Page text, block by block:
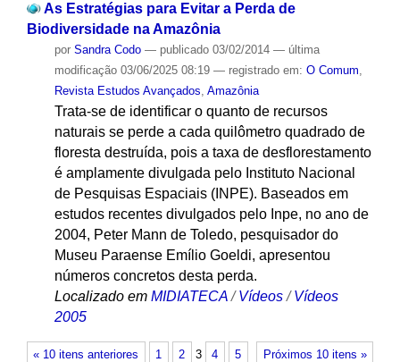
As Estratégias para Evitar a Perda de
Biodiversidade na Amazônia
por Sandra Codo — publicado03/02/2014 — última
modificação03/06/2025 08:19 — registrado em: O Comum,
Revista Estudos Avançados, Amazônia
Trata-se de identificar o quanto de recursos
naturais se perde a cada quilômetro quadrado de
floresta destruída, pois a taxa de desflorestamento
é amplamente divulgada pelo Instituto Nacional
de Pesquisas Espaciais (INPE). Baseados em
estudos recentes divulgados pelo Inpe, no ano de
2004, Peter Mann de Toledo, pesquisador do
Museu Paraense Emílio Goeldi, apresentou
números concretos desta perda.
Localizado em MIDIATECA /Vídeos /Vídeos
2005
« 10 itens anteriores Próximos 10 itens »
1 2 3 4 5